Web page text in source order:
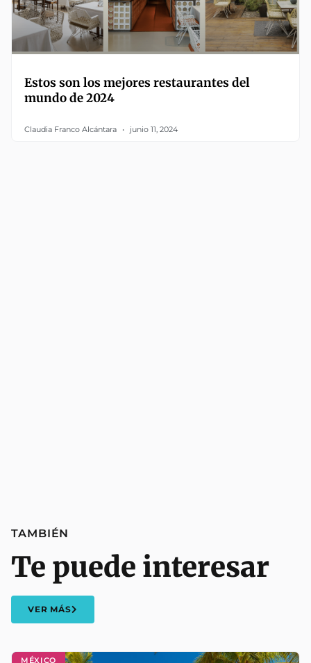
Estos son los mejores restaurantes del
mundo de 2024
Claudia Franco Alcántara junio 11, 2024
MÉXICO
TAMBIÉN
Te puede interesar
VER MÁS